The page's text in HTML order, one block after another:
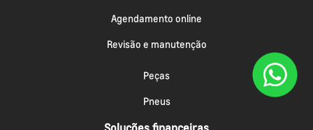
Agendamento online
Revisão e manutenção
Peças
Pneus